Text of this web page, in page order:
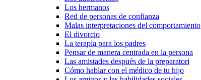
Los hermanos
Red de personas de confianza
Malas interpretaciones del comportamiento
El divorcio
La terapia para los padres
Pensar de manera centrada en la persona
Las amistades después de la preparatori
Cómo hablar con el médico de tu hijo